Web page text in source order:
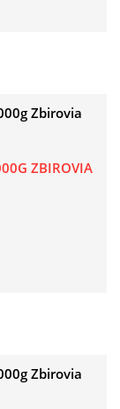
ZBIROVIA